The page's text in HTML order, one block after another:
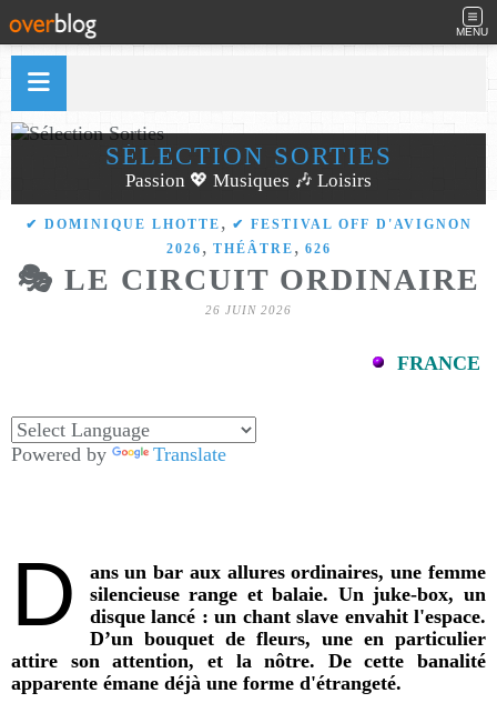
MENU
SÉLECTION SORTIES
Passion 💖 Musiques 🎶 Loisirs
✔ DOMINIQUE LHOTTE , ✔ FESTIVAL OFF D'AVIGNON
2026 , THÉÂTRE , 626
🎭 LE CIRCUIT ORDINAIRE
26 JUIN 2026
FRANCE
Powered by Translate
D
ans un bar aux allures ordinaires, une femme
silencieuse range et balaie. Un juke-box, un
disque lancé : un chant slave envahit l'espace.
D’un bouquet de fleurs, une en particulier
attire son attention, et la nôtre. De cette banalité
apparente émane déjà une forme d'étrangeté.